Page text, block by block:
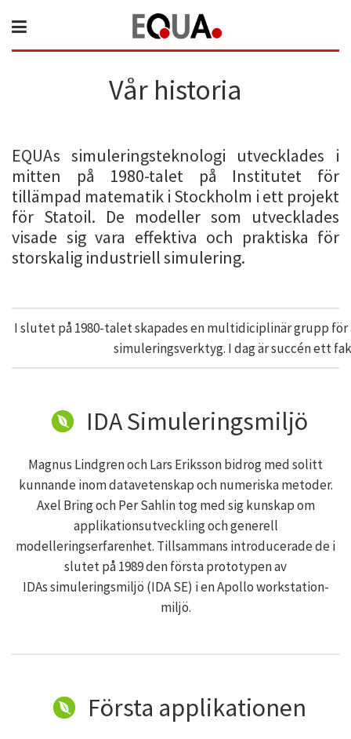
Vår historia
EQUAs simuleringsteknologi utvecklades i
mitten på 1980-talet på Institutet för
tillämpad matematik i Stockholm i ett projekt
för Statoil. De modeller som utvecklades
visade sig vara effektiva och praktiska för
storskalig industriell simulering.
I slutet på 1980-talet skapades en multidiciplinär grupp
simuleringsverktyg. I dag är succén ett
IDA Simuleringsmiljö
Magnus Lindgren och Lars Eriksson bidrog med solitt
kunnande inom datavetenskap och numeriska metoder.
Axel Bring och Per Sahlin tog med sig kunskap om
applikationsutveckling och generell
modelleringserfarenhet. Tillsammans introducerade de i
slutet på 1989 den första prototypen av
IDAs simuleringsmiljö (IDA SE) i en Apollo workstation-
miljö.
Första applikationen